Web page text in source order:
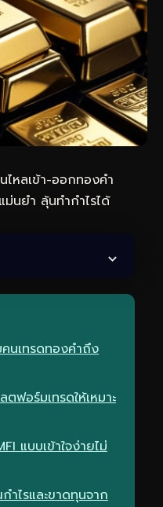
ไหลเข้า-ออกทองคำ
ม่นยำ ลุ้นทำกำไรได้
คนเทรดทองคำถึง
ฟอร์มเทรดให้เหมาะ
แบบเข้าใจง่ายไม่
ไรและขาดทุนจาก